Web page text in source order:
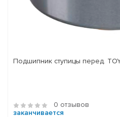
Подшипник ступицы перед.
0 отзывов
заканчивается